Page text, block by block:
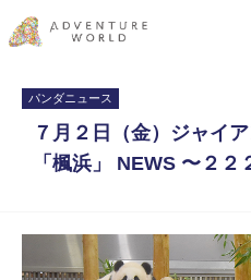
パンダニュース
７月２日（金）ジャイ
「楓浜」 NEWS 〜２２